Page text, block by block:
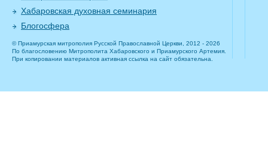
Хабаровская духовная семинария
Блогосфера
© Приамурская митрополия Русской Православной Церкви, 2012 - 2026
По благословению Митрополита Хабаровского и Приамурского Артемия.
При копировании материалов активная ссылка на сайт обязательна.